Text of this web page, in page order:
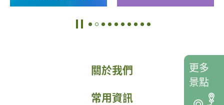
關於我們
常用資訊
更多
景點